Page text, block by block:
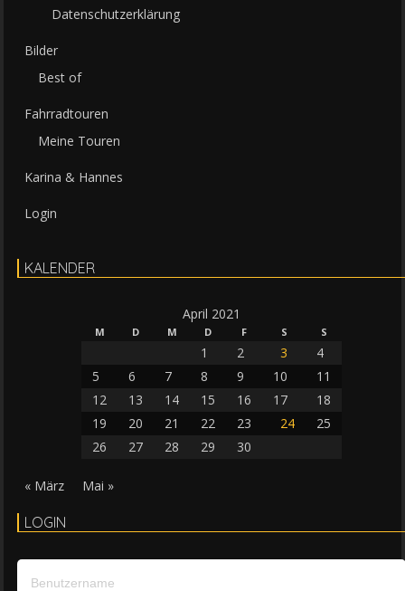
Datenschutzerklärung
Bilder
Best of
Fahrradtouren
Meine Touren
Karina & Hannes
Login
KALENDER
April 2021
M D M D F S S
1 2 3
4
5
6 7 8 9 10
11
12
13 14 15 16 17
18
19
20 21 22 23 24
25
26
27 28 29 30
« März Mai »
LOGIN
Benutzername